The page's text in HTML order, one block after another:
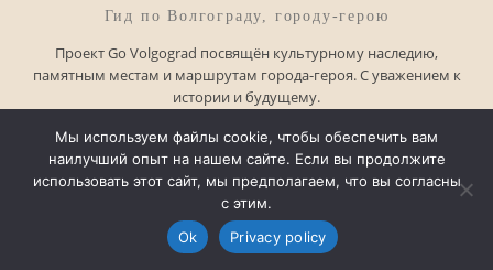
Гид по Волгограду, городу-герою
Проект Go Volgograd посвящён культурному наследию,
памятным местам и маршрутам города-героя. С уважением к
истории и будущему.
Legal
Imprint
Privacy Policy
Мы используем файлы cookie, чтобы обеспечить вам
наилучший опыт на нашем сайте. Если вы продолжите
использовать этот сайт, мы предполагаем, что вы согласны
с этим.
Ok
Privacy policy